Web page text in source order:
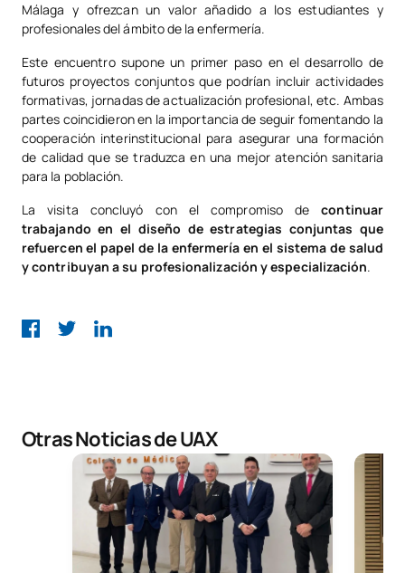
Málaga y ofrezcan un valor añadido a los estudiantes y
profesionales del ámbito de la enfermería.
Este encuentro supone un primer paso en el desarrollo de
futuros proyectos conjuntos que podrían incluir actividades
formativas, jornadas de actualización profesional, etc. Ambas
partes coincidieron en la importancia de seguir fomentando la
cooperación interinstitucional para asegurar una formación
de calidad que se traduzca en una mejor atención sanitaria
para la población.
La visita concluyó con el compromiso decontinuar
trabajando en el diseño de estrategias conjuntas que
refuercen el papel de la enfermería en el sistema de salud
y contribuyan a su profesionalización y especialización.
Otras Noticias de UAX